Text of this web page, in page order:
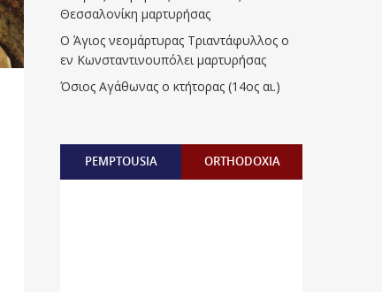
Θεσσαλονίκη μαρτυρήσας
Ο Άγιος νεομάρτυρας Τριαντάφυλλος ο
εν Κωνσταντινουπόλει μαρτυρήσας
Όσιος Αγάθωνας ο κτήτορας (14ος αι.)
PEMPTOUSIA ORTHODOXIA